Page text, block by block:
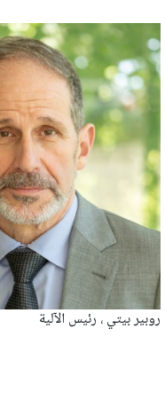
روبير بيتي ، رئيس الآلية